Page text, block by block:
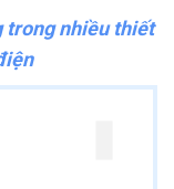
trong nhiều thiết